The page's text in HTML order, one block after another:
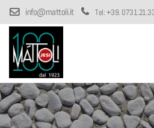
info@mattoli.it Tel:+39.